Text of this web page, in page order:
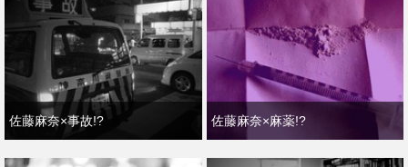
佐藤麻奈×事故!? 佐藤麻奈×麻薬!?